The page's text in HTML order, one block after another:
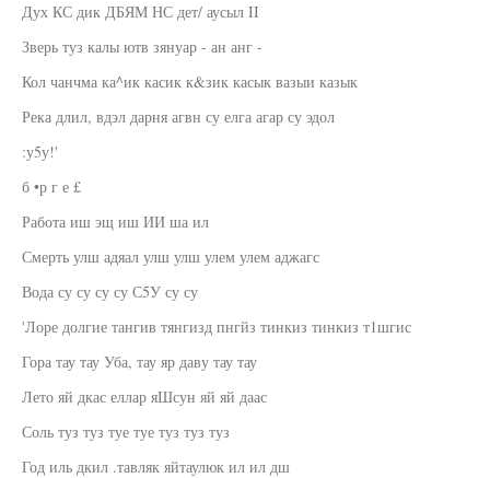
Дух КС дик ДБЯМ НС дет/ аусыл II
Зверь туз калы ютв зянуар - ан анг -
Кол чанчма ка^ик касик к&зик касык вазыи казык
Река длил, вдэл дарня агвн су елга агар су эдол
:у5у!'
б •р г е £
Работа иш эщ иш ИИ ша ил
Смерть улш адяал улш улш улем улем аджагс
Вода су су су су С5У су су
'Лоре долгие тангив тянгизд пнгйз тинкиз тинкиз т1шгис
Гора тау тау Уба, тау яр даву тау тау
Лето яй дкас еллар яШсун яй яй даас
Соль туз туз туе туе туз туз туз
Год иль дкил .тавляк яйтаулюк ил ил дш